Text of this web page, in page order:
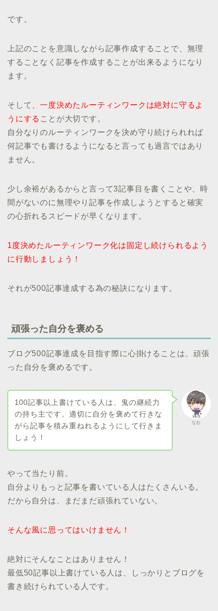
です。
上記のことを意識しながら記事作成することで、無理
することなく記事を作成することが出来るようになり
ます。
そして、一度決めたルーティンワークは絶対に守るよ
うにする ことが大切です。
自分なりのルーティンワークを決め守り続けられれば
何記事でも書けるようになると言っても過言ではあり
ません。
少し余裕があるからと言って3記事目を書くことや、時
間がないのに無理やり記事を作成しようとすると確実
の心折れるスピードが早くなります。
1度決めたルーティンワーク化は固定し続けられるよう
に行動しましょう！
それが500記事達成する為の秘訣になります。
頑張った自分を褒める
ブログ500記事達成を目指す際に心掛けることは、頑張
った自分を褒めるです。
なお
100記事以上書けている人は、鬼の継続力
の持ち主です。適切に自分を褒めて行きな
がら記事を積み重ねれるようにして行きま
しょう！
やって当たり前。
自分よりもっと記事を書いている人はたくさんいる。
だから自分は、まだまだ頑張れていない。
そんな風に思ってはいけません！
絶対にそんなことはありません！
最低50記事以上書けている人は、しっかりとブログを
書き続けられている人です。